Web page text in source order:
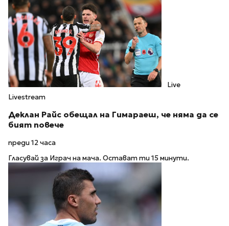
Live
Livestream
Деклан Райс обещал на Гимараеш, че няма да се
бият повече
преди 12 часа
Гласувай за Играч на мача. Остават ти 15 минути.